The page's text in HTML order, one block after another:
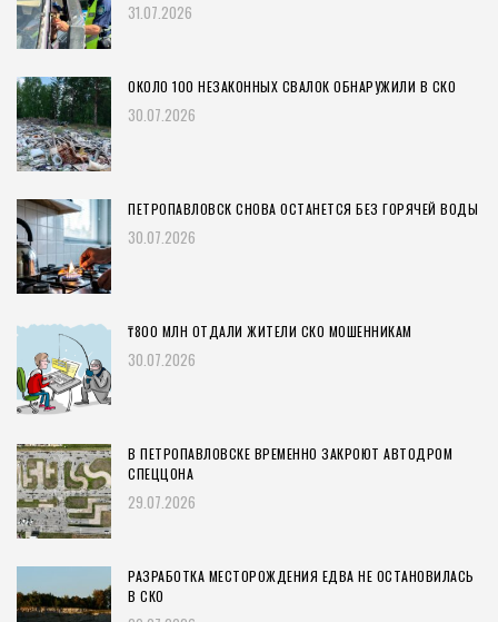
31.07.2026
ОКОЛО 100 НЕЗАКОННЫХ СВАЛОК ОБНАРУЖИЛИ В СКО
30.07.2026
ПЕТРОПАВЛОВСК СНОВА ОСТАНЕТСЯ БЕЗ ГОРЯЧЕЙ ВОДЫ
30.07.2026
₸800 МЛН ОТДАЛИ ЖИТЕЛИ СКО МОШЕННИКАМ
30.07.2026
В ПЕТРОПАВЛОВСКЕ ВРЕМЕННО ЗАКРОЮТ АВТОДРОМ
СПЕЦЦОНА
29.07.2026
РАЗРАБОТКА МЕСТОРОЖДЕНИЯ ЕДВА НЕ ОСТАНОВИЛАСЬ
В СКО